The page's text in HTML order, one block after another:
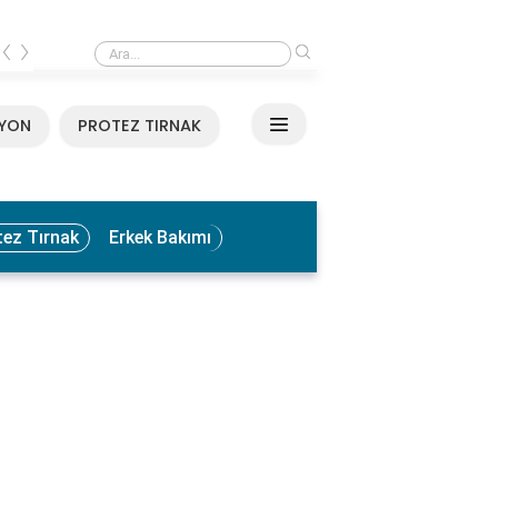
Medikal El ve Ayak Bakımı Nedir? Faydaları ve Uygulama Yöntemleri
‹ ›
PROTEZ TIRNAK
Tırnak Erkek Bakımı